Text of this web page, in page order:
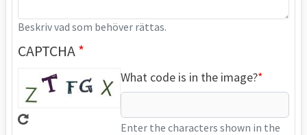
Beskriv vad som behöver rättas.
CAPTCHA
What code is in the image?
Enter the characters shown in the